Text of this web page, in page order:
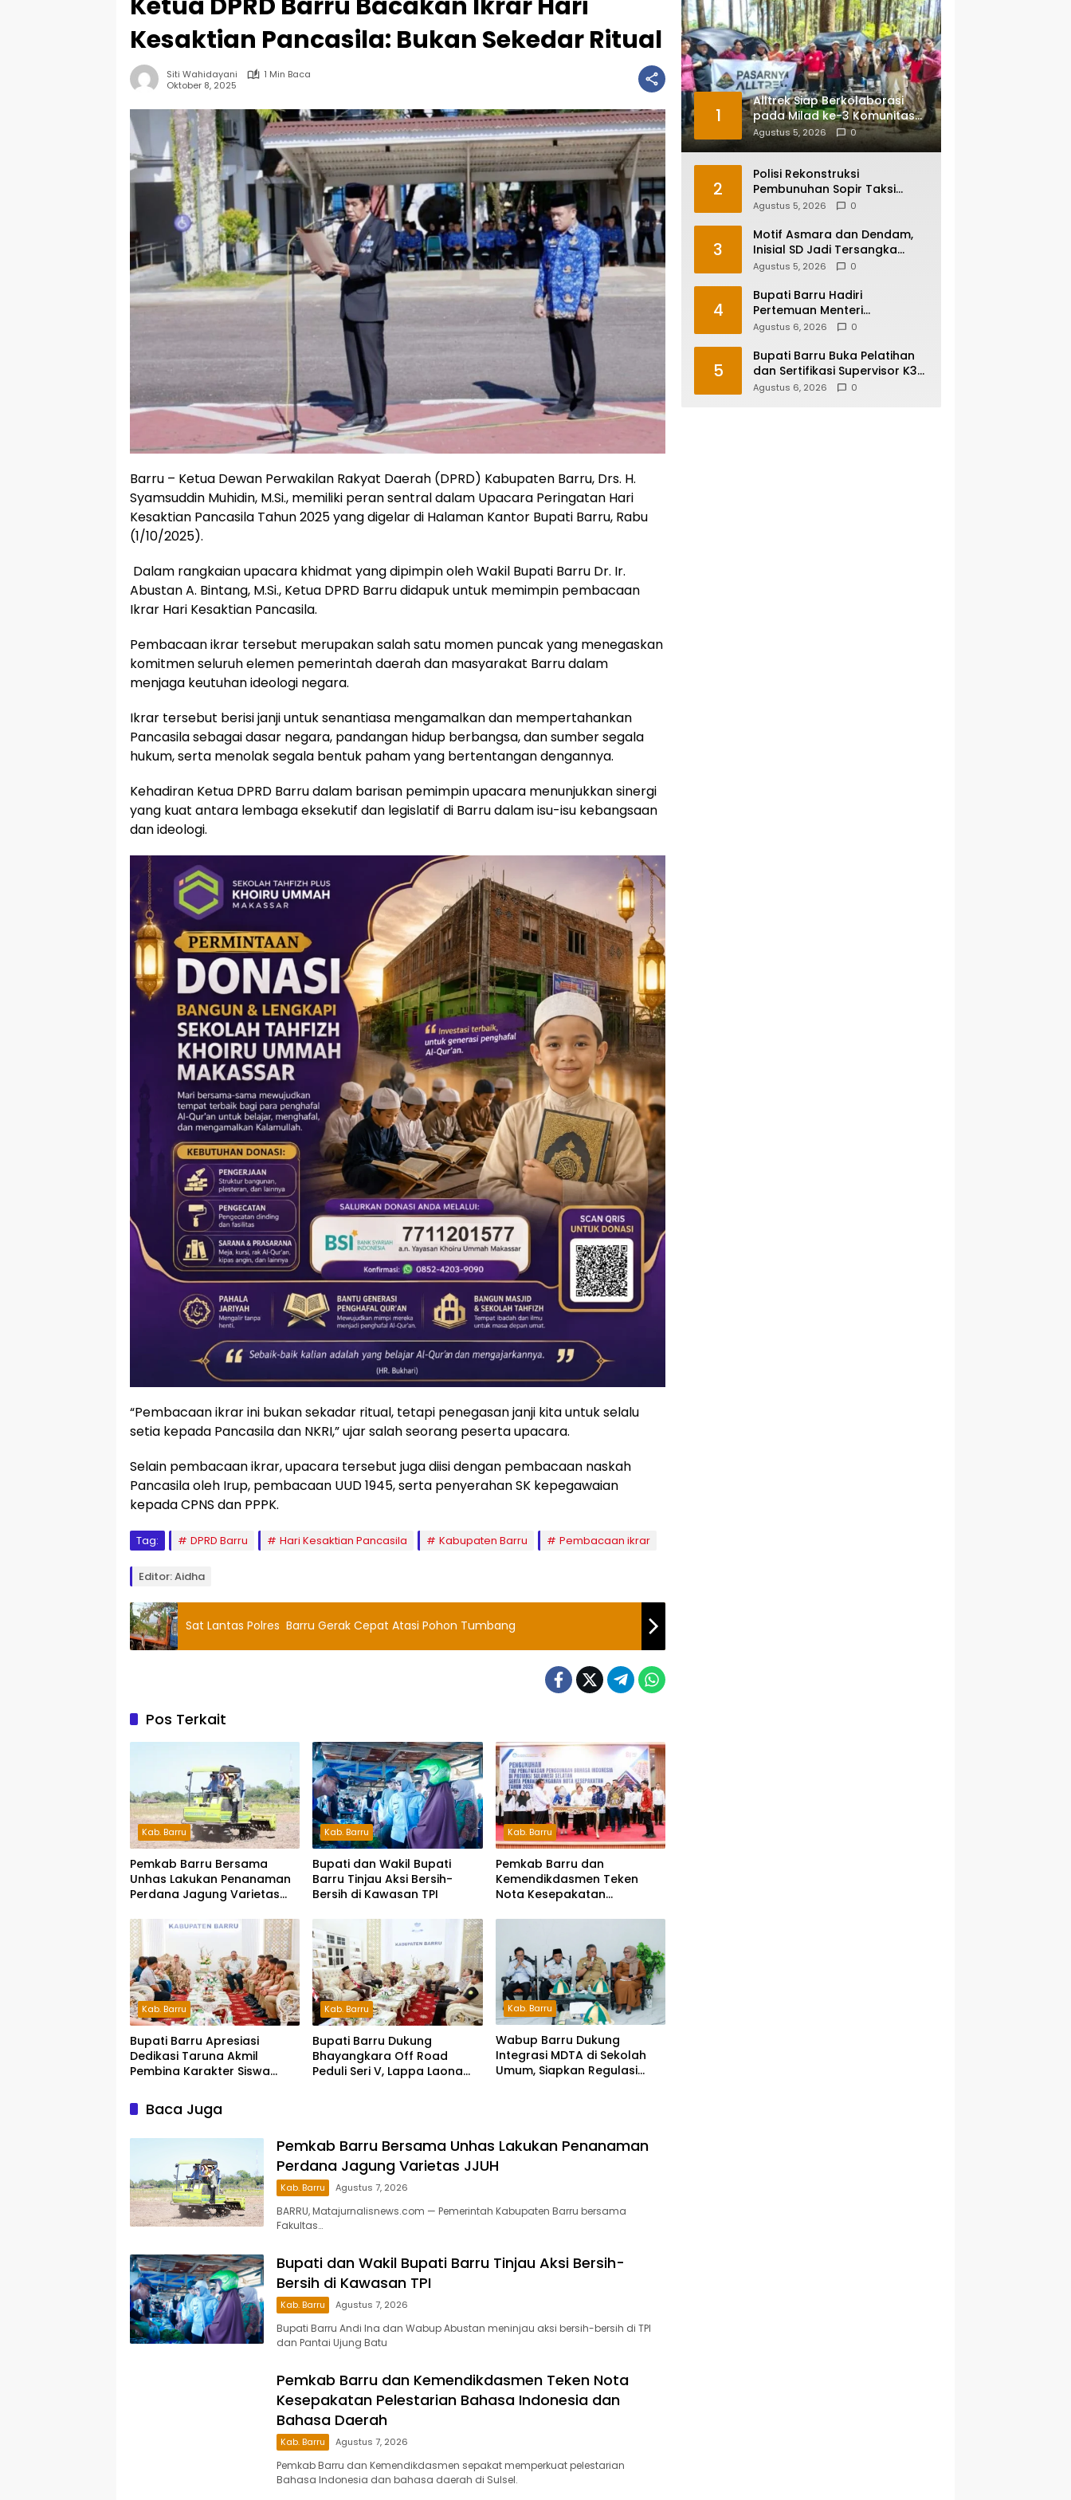
Kesaktian Pancasila: Bukan Sekedar Ritual
Siti Wahidayani
1 Min Baca
Oktober 8, 2025
Barru – Ketua Dewan Perwakilan Rakyat Daerah (DPRD) Kabupaten Barru, Drs. H.
Syamsuddin Muhidin, M.Si., memiliki peran sentral dalam Upacara Peringatan Hari
Kesaktian Pancasila Tahun 2025 yang digelar di Halaman Kantor Bupati Barru, Rabu
(1/10/2025).
​ Dalam rangkaian upacara khidmat yang dipimpin oleh Wakil Bupati Barru Dr. Ir.
Abustan A. Bintang, M.Si., Ketua DPRD Barru didapuk untuk memimpin pembacaan
Ikrar Hari Kesaktian Pancasila.
Pembacaan ikrar tersebut merupakan salah satu momen puncak yang menegaskan
komitmen seluruh elemen pemerintah daerah dan masyarakat Barru dalam
menjaga keutuhan ideologi negara.
Ikrar tersebut berisi janji untuk senantiasa mengamalkan dan mempertahankan
Pancasila sebagai dasar negara, pandangan hidup berbangsa, dan sumber segala
hukum, serta menolak segala bentuk paham yang bertentangan dengannya.
​Kehadiran Ketua DPRD Barru dalam barisan pemimpin upacara menunjukkan sinergi
yang kuat antara lembaga eksekutif dan legislatif di Barru dalam isu-isu kebangsaan
dan ideologi. ​
“Pembacaan ikrar ini bukan sekadar ritual, tetapi penegasan janji kita untuk selalu
setia kepada Pancasila dan NKRI,” ujar salah seorang peserta upacara. ​
Selain pembacaan ikrar, upacara tersebut juga diisi dengan pembacaan naskah
Pancasila oleh Irup, pembacaan UUD 1945, serta penyerahan SK kepegawaian
kepada CPNS dan PPPK.
Tag: DPRD Barru Hari Kesaktian Pancasila Kabupaten Barru Pembacaan ikrar
Editor: Aidha
Sat Lantas Polres Barru Gerak Cepat Atasi Pohon Tumbang
Pos Terkait
Kab. Barru
Pemkab Barru Bersama
Unhas Lakukan Penanaman
Perdana Jagung Varietas
Kab. Barru
Bupati dan Wakil Bupati
Barru Tinjau Aksi Bersih-
Bersih di Kawasan TPI
Kab. Barru
Pemkab Barru dan
Kemendikdasmen Teken
Nota Kesepakatan
Indonesia dan Bahasa
Kab. Barru
Bupati Barru Apresiasi
Dedikasi Taruna Akmil
Pembina Karakter Siswa
Kab. Barru
Bupati Barru Dukung
Bhayangkara Off Road
Peduli Seri V, Lappa Laona
Kab. Barru
Wabup Barru Dukung
Integrasi MDTA di Sekolah
Umum, Siapkan Regulasi
Baca Juga
Pemkab Barru Bersama Unhas Lakukan Penanaman
Perdana Jagung Varietas JJUH
Kab. Barru Agustus 7, 2026
BARRU, Matajurnalisnews.com — Pemerintah Kabupaten Barru bersama
Fakultas…
Bupati dan Wakil Bupati Barru Tinjau Aksi Bersih-
Bersih di Kawasan TPI
Kab. Barru Agustus 7, 2026
Bupati Barru Andi Ina dan Wabup Abustan meninjau aksi bersih-bersih di TPI
dan Pantai Ujung Batu
Pemkab Barru dan Kemendikdasmen Teken Nota
Kesepakatan Pelestarian Bahasa Indonesia dan
Bahasa Daerah
Kab. Barru Agustus 7, 2026
Pemkab Barru dan Kemendikdasmen sepakat memperkuat pelestarian
Bahasa Indonesia dan bahasa daerah di Sulsel.
1
Alltrek Siap Berkolaborasi
pada Milad ke-3 Komunitas
Camping IKA Smandel
Makassar di Malino
Agustus 5, 2026 0
2
Polisi Rekonstruksi
Pembunuhan Sopir Taksi
Online di Maros, Tersangka
Agustus 5, 2026 0
3
Motif Asmara dan Dendam,
Inisial SD Jadi Tersangka
Pembunuhan Sopir Taksi
Agustus 5, 2026 0
4
Bupati Barru Hadiri
Pertemuan Menteri
Lingkungan Hidup Bahas PSEL
Agustus 6, 2026 0
5
Bupati Barru Buka Pelatihan
dan Sertifikasi Supervisor K3
Konstruksi, Dorong Budaya
Agustus 6, 2026 0